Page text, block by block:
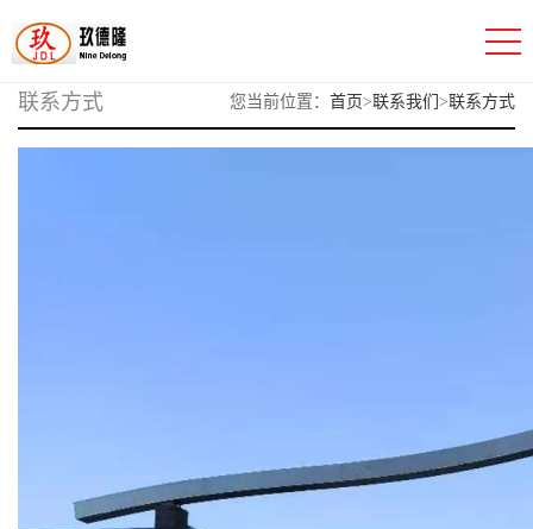
联系方式 您当前位置： 首页>联系我们 >联系方式